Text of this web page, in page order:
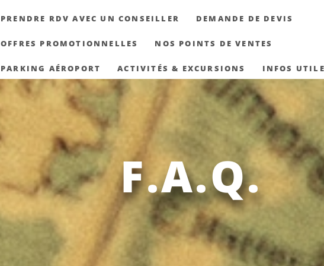
PRENDRE RDV AVEC UN CONSEILLER DEMANDE DE DEVIS
OFFRES PROMOTIONNELLES NOS POINTS DE VENTES
PARKING AÉROPORT ACTIVITÉS & EXCURSIONS INFOS
F.A.Q.